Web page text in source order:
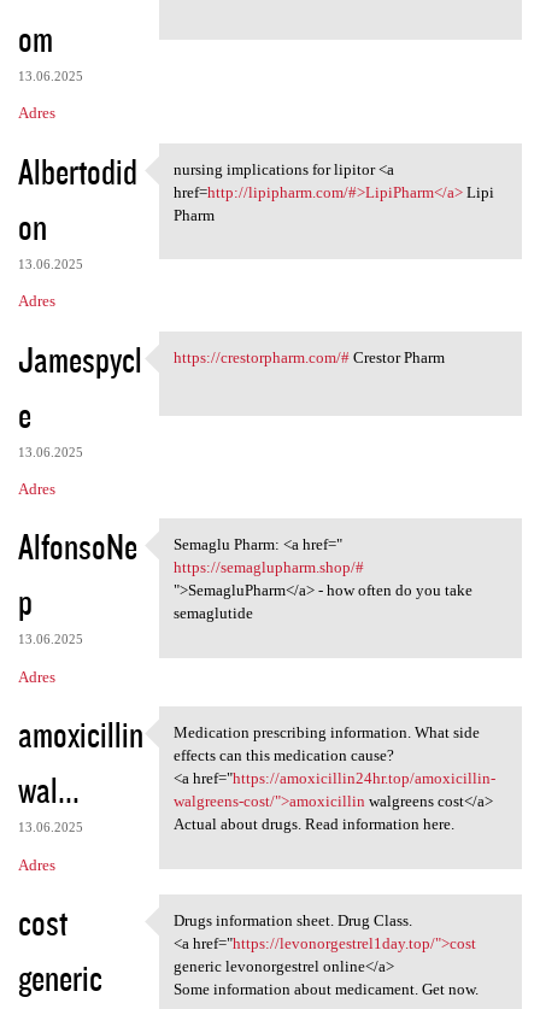
om
13.06.2025
Adres
Albertodid
on
13.06.2025
Adres
nursing implications for
nursing implications for lipitor <a
href=http://lipipharm.com/#>LipiPharm</a>Lipi
Pharm
Jamespycl
e
13.06.2025
Adres
https://crestorpharm.com/#
https://crestorpharm.com/#Crestor Pharm
AlfonsoNe
p
13.06.2025
Adres
Semaglu Pharm: <a href="
Semaglu Pharm: <a href="
https://semaglupharm.shop/#
">SemagluPharm</a> - how often do you take
semaglutide
amoxicillin
wal...
13.06.2025
Adres
Medication prescribing
Medication prescribing information. What side
effects can this medication cause?
<a href="https://amoxicillin24hr.top/amoxicillin-
walgreens-cost/">amoxicillin walgreens cost</a>
Actual about drugs. Read information here.
cost
generic
Drugs information sheet. Drug
Drugs information sheet. Drug Class.
<a href="https://levonorgestrel1day.top/">cost
generic levonorgestrel online</a>
Some information about medicament. Get now.